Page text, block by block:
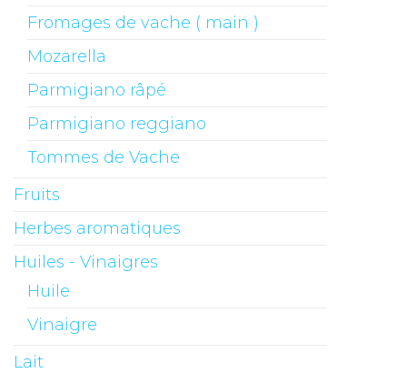
Fromages de vache ( main )
Mozarella
Parmigiano râpé
Parmigiano reggiano
Tommes de Vache
Fruits
Herbes aromatiques
Huiles - Vinaigres
Huile
Vinaigre
Lait